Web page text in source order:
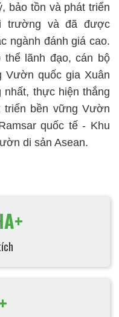
bảo tồn và phát triển
trường và đã được
ngành đánh giá cao.
lãnh đạo, cán bộ
Vườn quốc gia Xuân
nhất, thực hiện thắng
triển bền vững Vườn
quốc tế - Khu
di sản Asean.